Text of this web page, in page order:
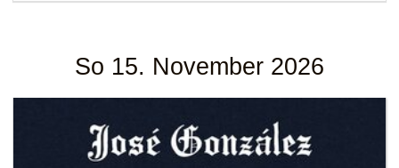
So 15. November 2026